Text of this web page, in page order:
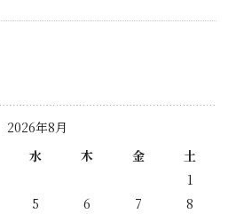
2026年8月
水 木 金
土
1
5 6 7 8